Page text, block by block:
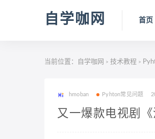
自学咖网 首页
当前位置： 自学咖网 > 技术教程 >
hmoban Pyhton常见问题
又一爆款电视剧